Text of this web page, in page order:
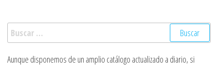
Buscar:
Aunque disponemos de un amplio catálogo actualizado a diario, si